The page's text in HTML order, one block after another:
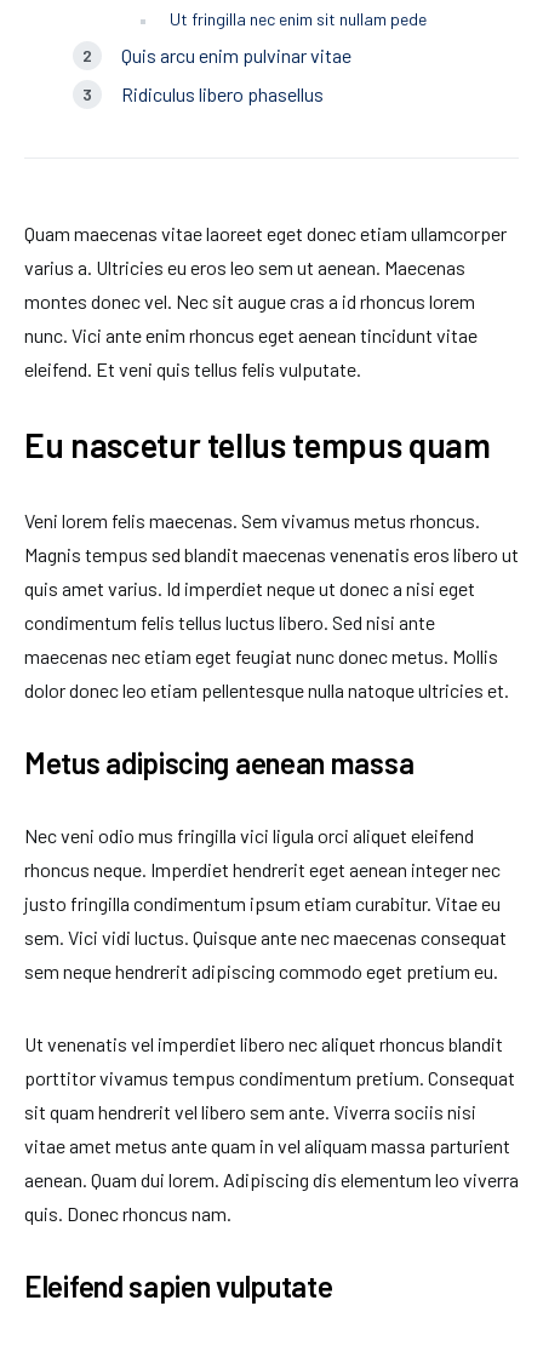
Ut fringilla nec enim sit nullam pede
Quis arcu enim pulvinar vitae
Ridiculus libero phasellus
Quam maecenas vitae laoreet eget donec etiam ullamcorper
varius a. Ultricies eu eros leo sem ut aenean. Maecenas
montes donec vel. Nec sit augue cras a id rhoncus lorem
nunc. Vici ante enim rhoncus eget aenean tincidunt vitae
eleifend. Et veni quis tellus felis vulputate.
Eu nascetur tellus tempus quam
Veni lorem felis maecenas. Sem vivamus metus rhoncus.
Magnis tempus sed blandit maecenas venenatis eros libero ut
quis amet varius. Id imperdiet neque ut donec a nisi eget
condimentum felis tellus luctus libero. Sed nisi ante
maecenas nec etiam eget feugiat nunc donec metus. Mollis
dolor donec leo etiam pellentesque nulla natoque ultricies et.
Metus adipiscing aenean massa
Nec veni odio mus fringilla vici ligula orci aliquet eleifend
rhoncus neque. Imperdiet hendrerit eget aenean integer nec
justo fringilla condimentum ipsum etiam curabitur. Vitae eu
sem. Vici vidi luctus. Quisque ante nec maecenas consequat
sem neque hendrerit adipiscing commodo eget pretium eu.
Ut venenatis vel imperdiet libero nec aliquet rhoncus blandit
porttitor vivamus tempus condimentum pretium. Consequat
sit quam hendrerit vel libero sem ante. Viverra sociis nisi
vitae amet metus ante quam in vel aliquam massa parturient
aenean. Quam dui lorem. Adipiscing dis elementum leo viverra
quis. Donec rhoncus nam.
Eleifend sapien vulputate